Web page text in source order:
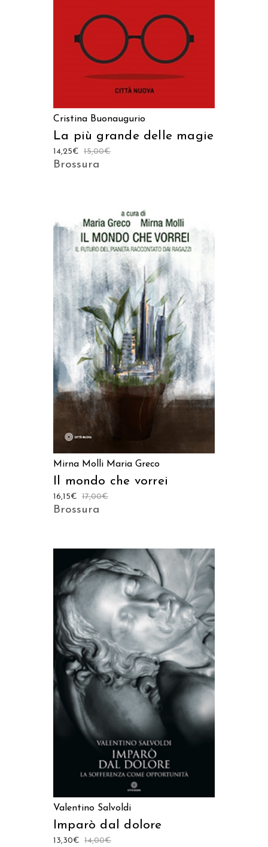
Cristina Buonaugurio
La più grande delle magie
15,00€
14,25€
Brossura
AGGIUNGI AL CARRELLO
Mirna Molli Maria Greco
Il mondo che vorrei
17,00€
16,15€
Brossura
AGGIUNGI AL CARRELLO
Valentino Salvoldi
Imparò dal dolore
14,00€
13,30€